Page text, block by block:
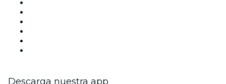
Descarga nuestra app